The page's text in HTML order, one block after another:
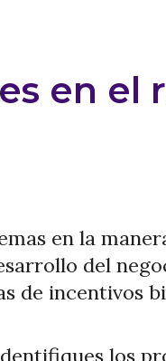
en el
en la
del
de incentivos
los